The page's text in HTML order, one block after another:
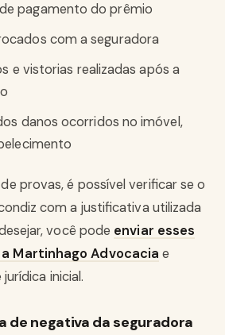
pagamento do prêmio
com a seguradora
e vistorias realizadas após a
danos ocorridos no imóvel,
provas, é possível verificar se o
com a justificativa utilizada
você pode enviar esses
Martinhago Advocacia e
inicial.
de negativa da seguradora